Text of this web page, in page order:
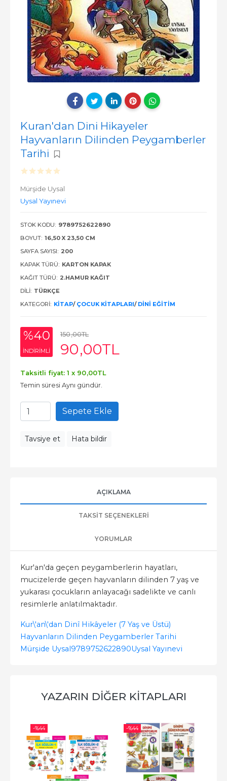
Kuran'dan Dini Hikayeler
Hayvanların Dilinden Peygamberler
Tarihi
Mürşide Uysal
Uysal Yayınevi
STOK KODU: 9789752622890
BOYUT: 16,50 X 23,50 CM
SAYFA SAYISI: 200
KAPAK TÜRÜ: KARTON KAPAK
KAĞIT TÜRÜ: 2.HAMUR KAĞIT
DILI: TÜRKÇE
KATEGORI: KITAP/ ÇOCUK KITAPLARI/ DINI EĞITIM
%40
INDIRIMLI
150,00TL
90,00TL
Taksitli fiyat: 1 x 90,00TL
Temin süresi Aynı gündür.
Sepete Ekle
Tavsiye et Hata bildir
AÇIKLAMA
TAKSIT SEÇENEKLERI
YORUMLAR
Kur'an'da geçen peygamberlerin hayatları,
mucizelerde geçen hayvanların dilinden 7 yaş ve
yukarası çocukların anlayacağı sadelikte ve canlı
resimlerle anlatılmaktadır.
Kur\'an\'dan Dinî Hikâyeler (7 Yaş ve Üstü)
Hayvanların Dilinden Peygamberler Tarihi
Mürşide Uysal9789752622890Uysal Yayınevi
YAZARIN DIĞER KITAPLARI
-%44 -%44